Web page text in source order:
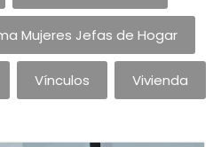
Mujeres Jefas de Hogar
Vínculos Vivienda